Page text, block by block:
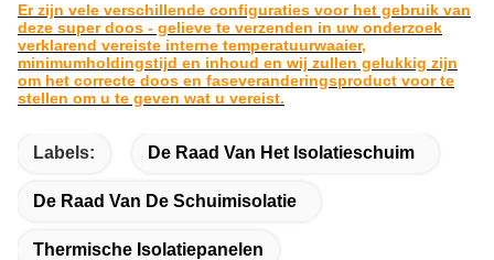
Er zijn vele verschillende configuraties voor het gebruik van
deze super doos - gelieve te verzenden in uw onderzoek
verklarend vereiste interne temperatuurwaaier,
minimumholdingstijd en inhoud en wij zullen gelukkig zijn
om het correcte doos en faseveranderingsproduct voor te
stellen om u te geven wat u vereist.
Labels: De Raad Van Het Isolatieschuim
De Raad Van De Schuimisolatie
Thermische Isolatiepanelen